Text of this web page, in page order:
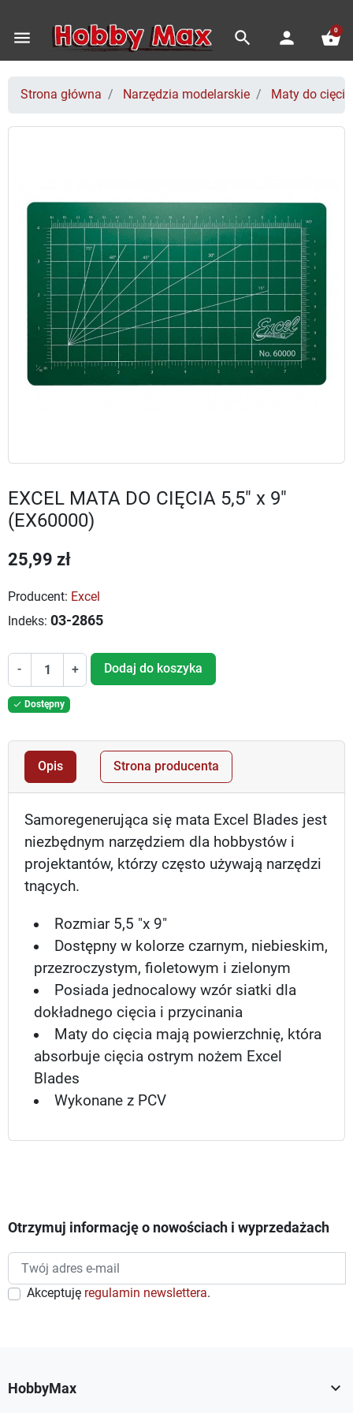
menu search person shopping_basket
0
Strona główna Narzędzia modelarskie Maty do cięcia
EXCEL MATA DO CIĘCIA 5,5" x 9"
(EX60000)
25,99 zł
Producent: Excel
Indeks: 03-2865
- + Dodaj do koszyka
 Dostępny
Opis Strona producenta
Samoregenerująca się mata Excel Blades jest
niezbędnym narzędziem dla hobbystów i
projektantów, którzy często używają narzędzi
tnących.
Rozmiar 5,5 "x 9"
Dostępny w kolorze czarnym, niebieskim,
przezroczystym, fioletowym i zielonym
Posiada jednocalowy wzór siatki dla
dokładnego cięcia i przycinania
Maty do cięcia mają powierzchnię, która
absorbuje cięcia ostrym nożem Excel
Blades
Wykonane z PCV
Otrzymuj informację o nowościach i wyprzedażach
Akceptuję regulamin newslettera.
HobbyMax 